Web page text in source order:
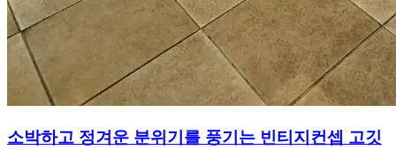
소박하고 정겨운 분위기를 풍기는 빈티지컨셉 고깃